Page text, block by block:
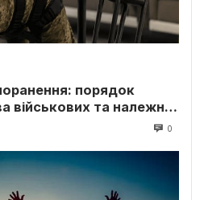
порядок
військових та належні
0